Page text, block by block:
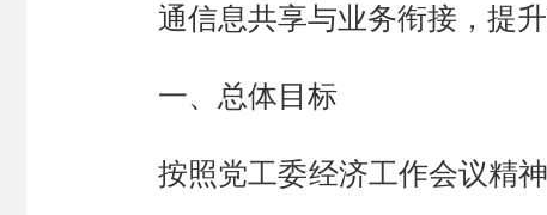
通信息共享与业务衔接，提
一、 总体目标
按照党工委经济工作会议精神